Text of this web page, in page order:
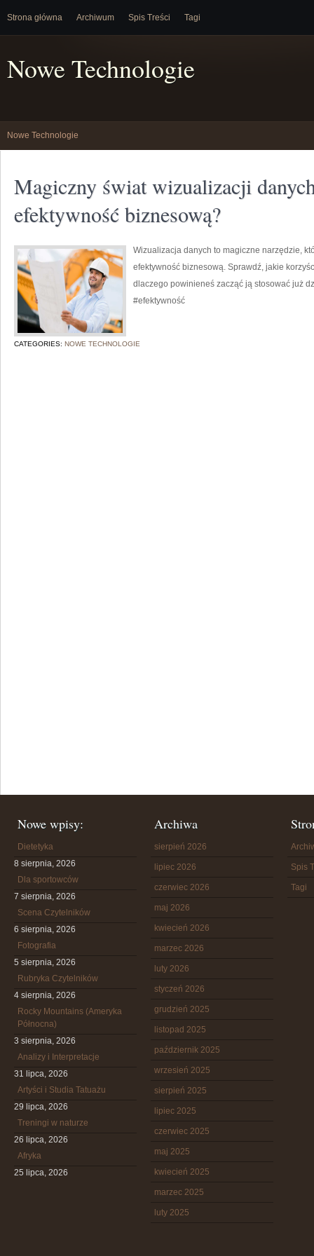
Strona główna Archiwum Spis Treści Tagi
Nowe Technologie
Nowe Technologie
Magiczny świat wizualizacji
efektywność biznesową?
Wizualizacja danych to magiczne narzędzie,
efektywność biznesową. Sprawdź, jakie
dlaczego powinieneś zacząć ją stosować już
#efektywność
CATEGORIES: NOWE TECHNOLOGIE
Nowe wpisy:
Dietetyka
8 sierpnia, 2026
Dla sportowców
7 sierpnia, 2026
Scena Czytelników
6 sierpnia, 2026
Fotografia
5 sierpnia, 2026
Rubryka Czytelników
4 sierpnia, 2026
Rocky Mountains (Ameryka
Północna)
3 sierpnia, 2026
Analizy i Interpretacje
31 lipca, 2026
Artyści i Studia Tatuażu
29 lipca, 2026
Treningi w naturze
26 lipca, 2026
Afryka
25 lipca, 2026
Archiwa
sierpień 2026
lipiec 2026
czerwiec 2026
maj 2026
kwiecień 2026
marzec 2026
luty 2026
styczeń 2026
grudzień 2025
listopad 2025
październik 2025
wrzesień 2025
sierpień 2025
lipiec 2025
czerwiec 2025
maj 2025
kwiecień 2025
marzec 2025
luty 2025
Spis
Tagi